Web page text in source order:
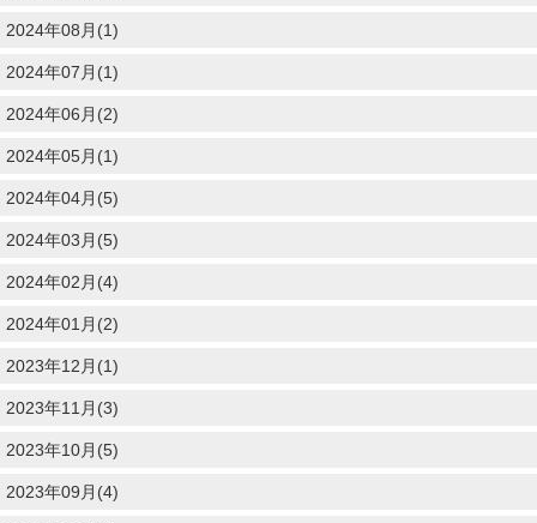
2024年08月(1)
2024年07月(1)
2024年06月(2)
2024年05月(1)
2024年04月(5)
2024年03月(5)
2024年02月(4)
2024年01月(2)
2023年12月(1)
2023年11月(3)
2023年10月(5)
2023年09月(4)